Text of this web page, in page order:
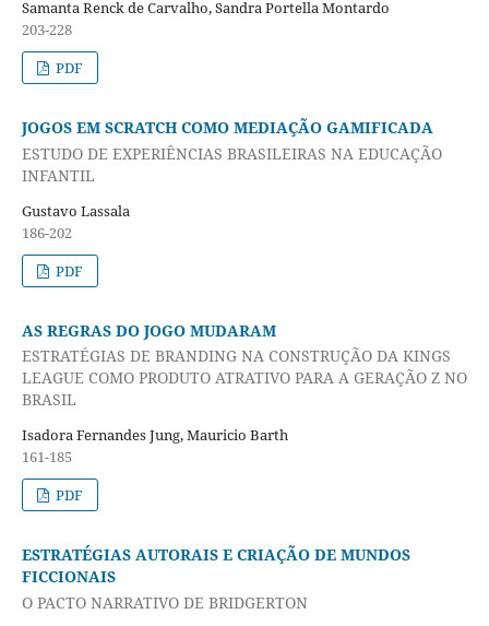
Samanta Renck de Carvalho, Sandra Portella Montardo
203-228
PDF
JOGOS EM SCRATCH COMO MEDIAÇÃO GAMIFICADA
ESTUDO DE EXPERIÊNCIAS BRASILEIRAS NA EDUCAÇÃO
INFANTIL
Gustavo Lassala
186-202
PDF
AS REGRAS DO JOGO MUDARAM
ESTRATÉGIAS DE BRANDING NA CONSTRUÇÃO DA KINGS
LEAGUE COMO PRODUTO ATRATIVO PARA A GERAÇÃO Z NO
BRASIL
Isadora Fernandes Jung, Mauricio Barth
161-185
PDF
ESTRATÉGIAS AUTORAIS E CRIAÇÃO DE MUNDOS
FICCIONAIS
O PACTO NARRATIVO DE BRIDGERTON